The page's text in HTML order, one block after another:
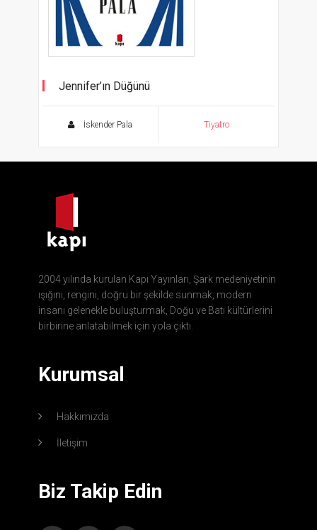
Jennifer’ın Düğünü
İskender Pala Tiyatro
2004 yılında kurulan Kapı Yayınları, Şark medeniyetinin
ışığını, rengini, doğru bir şekilde sunmak, modern
insanı gelenekle buluşturmak, Doğu ve Batı kültürlerini
birbirine anlatabilmek için yola çıktı.
Kurumsal
Hakkımızda
İletişim
Biz Takip Edin